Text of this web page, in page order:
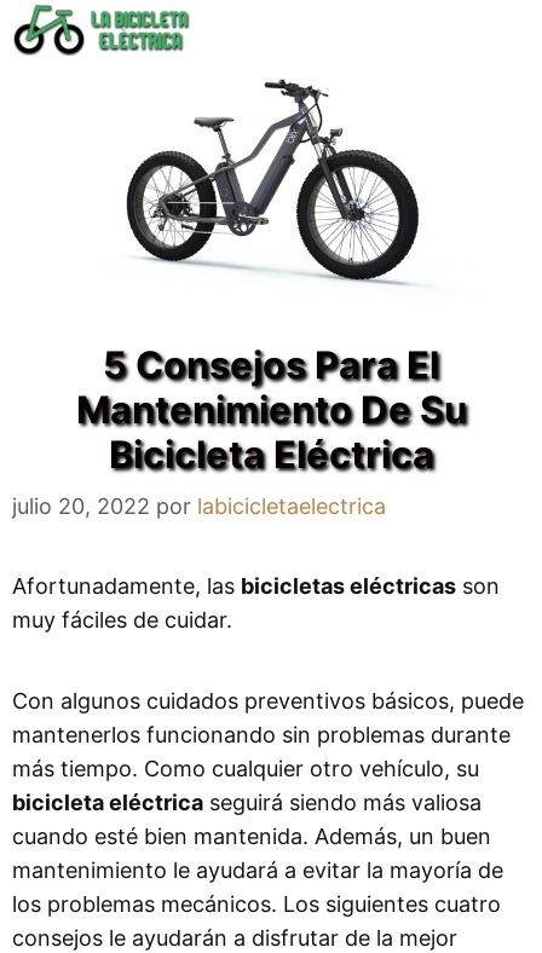
Saltar
al
5 Consejos Para El
Mantenimiento De Su
Bicicleta Eléctrica
julio 20, 2022 por labicicletaelectrica
Afortunadamente, las bicicletas eléctricas son
muy fáciles de cuidar.
Con algunos cuidados preventivos básicos, puede
mantenerlos funcionando sin problemas durante
más tiempo. Como cualquier otro vehículo, su
bicicleta eléctrica seguirá siendo más valiosa
cuando esté bien mantenida. Además, un buen
mantenimiento le ayudará a evitar la mayoría de
los problemas mecánicos. Los siguientes cuatro
consejos le ayudarán a disfrutar de la mejor